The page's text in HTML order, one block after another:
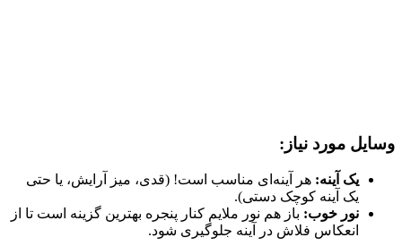
وسایل مورد نیاز:
یک آینه: هر آینه‌ای مناسب است! (قدی، میز آرایش، یا حتی
یک آینه کوچک دستی).
نور خوب: باز هم نور ملایم کنار پنجره بهترین گزینه است تا از
انعکاس فلاش در آینه جلوگیری شود.